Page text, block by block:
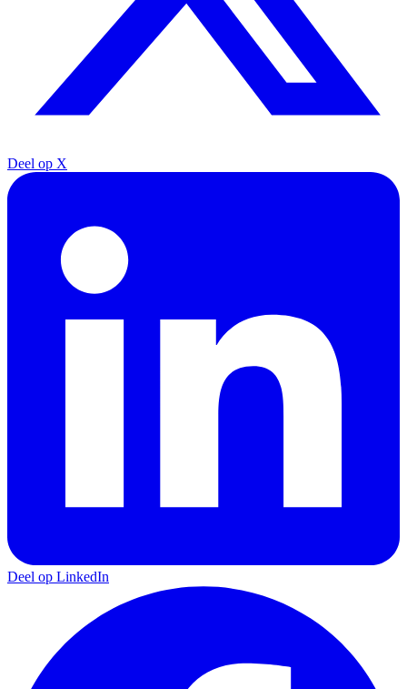
Deel op X
Deel op LinkedIn